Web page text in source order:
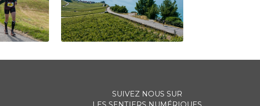
SUIVEZ NOUS SUR